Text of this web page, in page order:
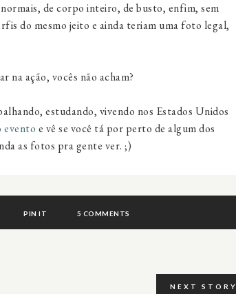
de corpo inteiro, de busto, enfim, sem
do mesmo jeito e ainda teriam uma foto legal,
na ação, vocês não acham?
estudando, vivendo nos Estados Unidos
evento e vê se você tá por perto de algum dos
as fotos pra gente ver. ;)
PIN IT 5 COMMENTS
NEXT STORY